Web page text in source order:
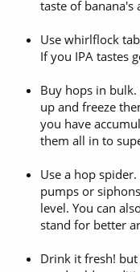
taste of banana's
Use whirlflock
If you IPA tastes
Buy hops in bulk.
up and freeze
you have
them all in to
Use a hop
pumps or
level. You can
stand for better
Drink it fresh!